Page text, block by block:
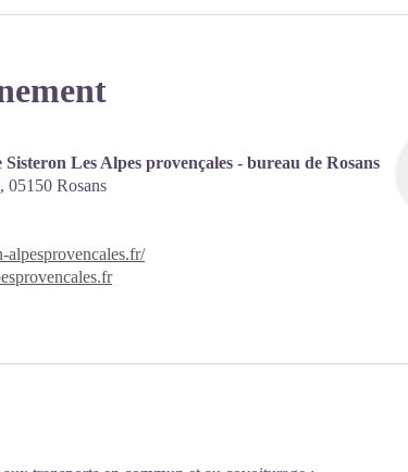
Les Alpes provençales - bureau de Rosans
05150 Rosans
alpesprovencales.fr/